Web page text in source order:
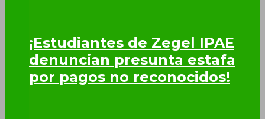
¡Estudiantes de Zegel IPAE
denuncian presunta estafa
por pagos no reconocidos!